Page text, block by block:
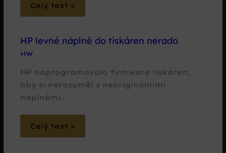
Celý text »
HP levné náplně do tiskáren nerado
HW
HP naprogramovalo firmware tiskáren,
aby si nerozuměl s neoriginálními
náplněmi.
Celý text »